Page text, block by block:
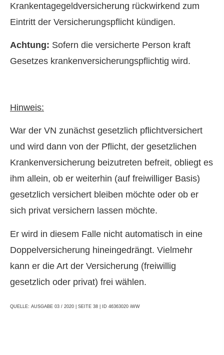
Krankentagegeldversicherung rückwirkend zum
Eintritt der Versicherungspflicht kündigen.
Achtung: Sofern die versicherte Person kraft
Gesetzes krankenversicherungspflichtig wird.
Hinweis:
War der VN zunächst gesetzlich pflichtversichert
und wird dann von der Pflicht, der gesetzlichen
Kranken­ver­si­che­rung beizutreten befreit, obliegt es
ihm allein, ob er weiterhin (auf freiwilliger Basis)
gesetzlich versichert bleiben möchte oder ob er
sich privat ver­sichern lassen möchte.
Er wird in diesem Falle nicht automatisch in eine
Doppelversicherung hineingedrängt. Vielmehr
kann er die Art der Versicherung (freiwillig
gesetzlich oder privat) frei wählen.
QUELLE: AUSGABE 03 / 2020 | SEITE 38 | ID 46363020 iWW